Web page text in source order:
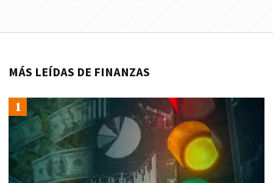
MÁS LEÍDAS DE FINANZAS